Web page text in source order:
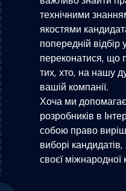
технічними
якостями
попередній відбір
переконатися, що
тих, хто, на нашу
вашій компанії.
Хоча ми
розробників в
собою право
виборі
своєї міжнародної